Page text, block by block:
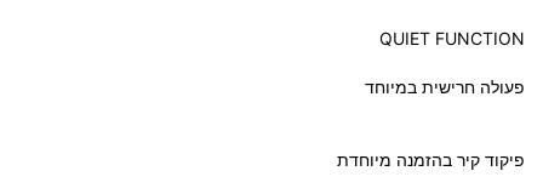
QUIET FUNCTION
פעולה חרישית במיוחד
פיקוד קיר בהזמנה מיוחדת